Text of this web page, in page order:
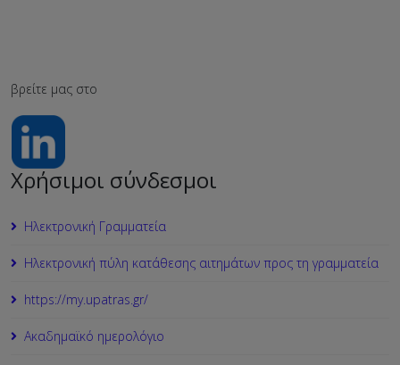
βρείτε μας στο
Χρήσιμοι σύνδεσμοι
Ηλεκτρονική Γραμματεία
Ηλεκτρονική πύλη κατάθεσης αιτημάτων προς τη γραμματεία
https://my.upatras.gr/
Ακαδημαϊκό ημερολόγιο